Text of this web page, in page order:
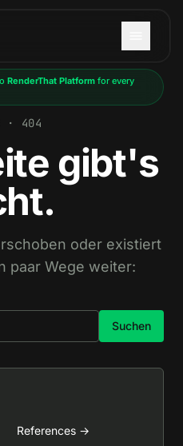
RenderThat Platformfor every
· 404
gibt's
oder existiert
paar Wege weiter:
Suchen
References →